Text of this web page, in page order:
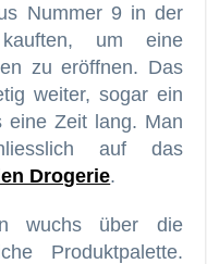
Nummer 9 in der
kauften, um eine
zu eröffnen. Das
weiter, sogar ein
eine Zeit lang. Man
auf das
Drogerie.
wuchs über die
Produktpalette.